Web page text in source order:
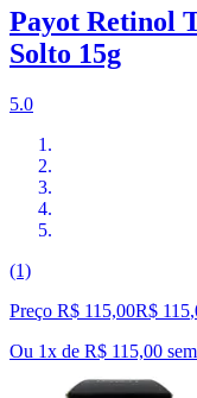
Payot Retinol
Solto 15g
5.0
(1)
Preço R$ 115,00R$ 115,
Ou 1x de R$ 115,00